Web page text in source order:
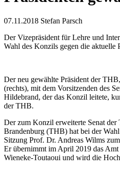
07.11.2018 Stefan Parsch
Der Vizepräsident für Lehre und
Wahl des Konzils gegen die aktuelle
Der neu gewählte Präsident der
(rechts), mit dem Vorsitzenden des
Hildebrand, der das Konzil leitete,
der THB.
Der zum Konzil erweiterte Senat der
Brandenburg (THB) hat bei der
Sitzung Prof. Dr. Andreas Wilms
Er übernimmt im April 2019 das
Wieneke-Toutaoui und wird die